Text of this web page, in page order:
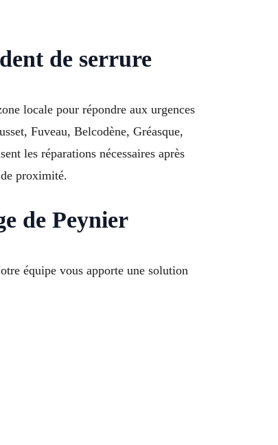
de serrure
locale pour répondre aux urgences
Fuveau, Belcodène, Gréasque,
les réparations nécessaires après
proximité.
de Peynier
équipe vous apporte une solution